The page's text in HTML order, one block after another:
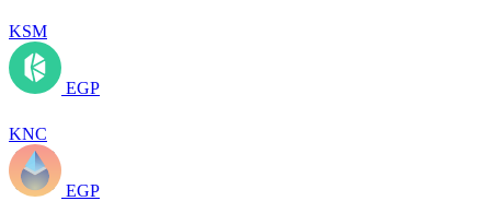
KSM
EGP
KNC
EGP